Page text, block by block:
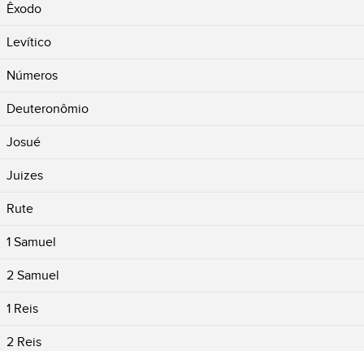
Êxodo
Levítico
Números
Deuteronômio
Josué
Juizes
Rute
1 Samuel
2 Samuel
1 Reis
2 Reis